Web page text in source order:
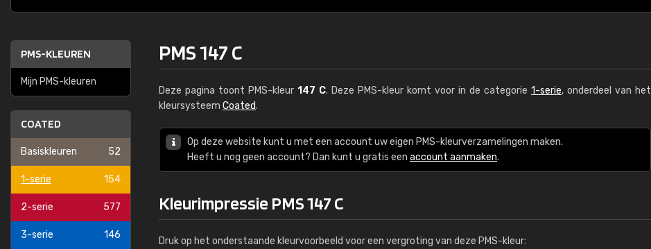
PMS-KLEUREN
Mijn PMS-kleuren
COATED
Basiskleuren 52
1-serie 154
2-serie 577
3-serie 146
PMS 147 C
Deze pagina toont PMS-kleur 147 C. Deze PMS-kleur komt voor in de categorie 1-serie, onderdeel van het
kleursysteem Coated.
Op deze website kunt u met een account uw eigen PMS-kleurverzamelingen maken.
Heeft u nog geen account? Dan kunt u gratis een account aanmaken.
Kleurimpressie PMS 147 C
Druk op het onderstaande kleurvoorbeeld voor een vergroting van deze PMS-kleur: